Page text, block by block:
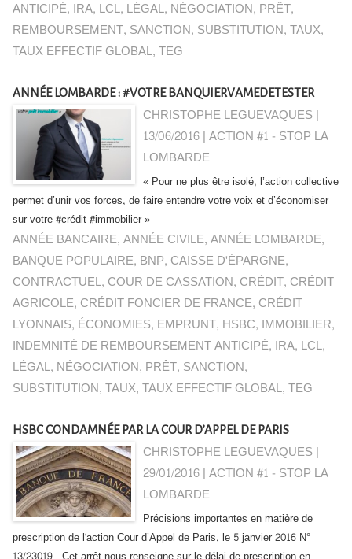
ANTICIPÉ, IRA, LCL, LÉGAL, NÉGOCIATION, PRÊT,
REMBOURSEMENT, SANCTION, SUBSTITUTION,TAUX,
TAUX EFFECTIF GLOBAL,TEG
ANNÉE LOMBARDE : #VOTRE BANQUIERVAMEDETESTER
CHRISTOPHE LEGUEVAQUES |
13/06/2016|ACTION #1 - STOP LA
LOMBARDE
« Pour ne plus être isolé, l’action collective
permet d’unir vos forces, de faire entendre votre voix et d’économiser
sur votre #crédit #immobilier »
ANNÉE BANCAIRE,ANNÉE CIVILE,ANNÉE LOMBARDE,
BANQUE POPULAIRE, BNP, CAISSE D'ÉPARGNE,
CONTRACTUEL, COUR DE CASSATION, CRÉDIT, CRÉDIT
AGRICOLE, CRÉDIT FONCIER DE FRANCE, CRÉDIT
LYONNAIS, ÉCONOMIES, EMPRUNT, HSBC, IMMOBILIER,
INDEMNITÉ DE REMBOURSEMENT ANTICIPÉ, IRA, LCL,
LÉGAL, NÉGOCIATION, PRÊT, SANCTION,
SUBSTITUTION,TAUX,TAUX EFFECTIF GLOBAL,TEG
HSBC CONDAMNÉE PAR LA COUR D’APPEL DE PARIS
CHRISTOPHE LEGUEVAQUES |
29/01/2016|ACTION #1 - STOP LA
LOMBARDE
Précisions importantes en matière de
prescription de l'action Cour d’Appel de Paris, le 5 janvier 2016 N°